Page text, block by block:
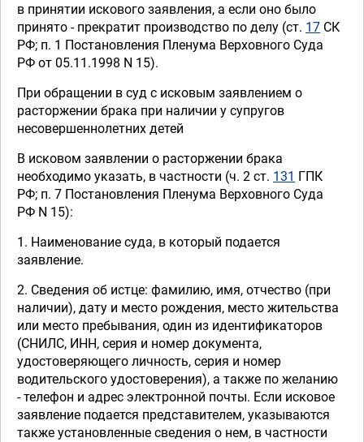
в принятии искового заявления, а если оно было
принято - прекратит производство по делу (ст. 17 СК
РФ; п. 1 Постановления Пленума Верховного Суда
РФ от 05.11.1998 N 15).
При обращении в суд с исковым заявлением о
расторжении брака при наличии у супругов
несовершеннолетних детей
В исковом заявлении о расторжении брака
необходимо указать, в частности (ч. 2 ст. 131 ГПК
РФ; п. 7 Постановления Пленума Верховного Суда
РФ N 15):
1. Наименование суда, в который подается
заявление.
2. Сведения об истце: фамилию, имя, отчество (при
наличии), дату и место рождения, место жительства
или место пребывания, один из идентификаторов
(СНИЛС, ИНН, серия и номер документа,
удостоверяющего личность, серия и номер
водительского удостоверения), а также по желанию
- телефон и адрес электронной почты. Если исковое
заявление подается представителем, указываются
также установленные сведения о нем, в частности